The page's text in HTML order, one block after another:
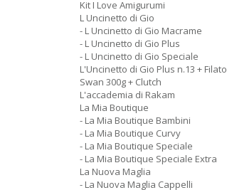
Kit I Love Amigurumi
L Uncinetto di Gio
- L Uncinetto di Gio Macrame
- L Uncinetto di Gio Plus
- L Uncinetto di Gio Speciale
L'Uncinetto di Gio Plus n.13 + Filato
Swan 300g + Clutch
L'accademia di Rakam
La Mia Boutique
- La Mia Boutique Bambini
- La Mia Boutique Curvy
- La Mia Boutique Speciale
- La Mia Boutique Speciale Extra
La Nuova Maglia
- La Nuova Maglia Cappelli